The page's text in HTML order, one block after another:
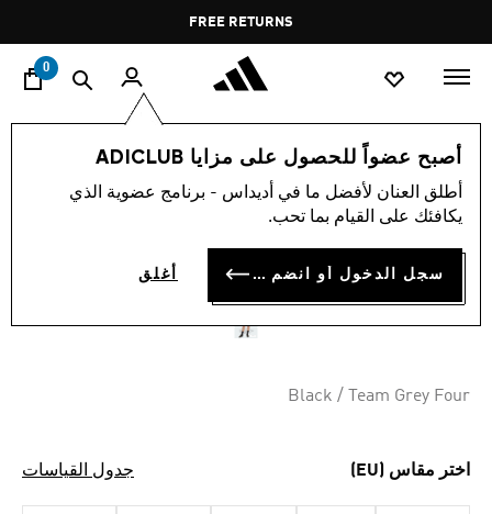
Pause
promotion
rotation
FREE RETURNS
0
أصبح عضواً للحصول على مزايا ADICLUB
أطلق العنان لأفضل ما في أديداس - برنامج عضوية الذي
يكافئك على القيام بما تحب.
سجل الدخول أو انضم الآن أغلق
الأطفال الملابس
شورت تدريب للأطفال TIRO 25
COMPETITION
BD 15.00
Black / Team Grey Four
اختر مقاس (EU) جدول القياسات